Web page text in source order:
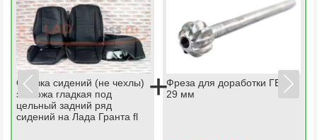
Обивка сидений (не чехлы)
экокожа гладкая под
цельный задний ряд
сидений на Лада Гранта fl
+Фреза для доработки ГБЦ
29 мм